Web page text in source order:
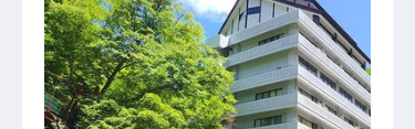
調理スタッフ｜月給27万円～30万円